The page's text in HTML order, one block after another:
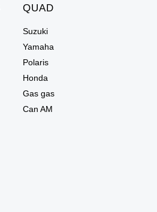
QUAD
Suzuki
Yamaha
Polaris
Honda
Gas gas
Can AM